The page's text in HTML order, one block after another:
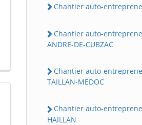
Chantier auto-
Chantier auto-
ANDRE-DE-CUBZAC
Chantier auto-
TAILLAN-MEDOC
Chantier auto-
HAILLAN